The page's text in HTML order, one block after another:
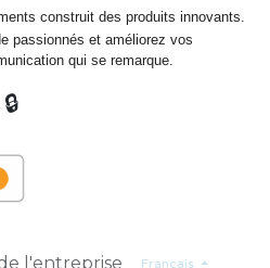
construit des produits innovants.
passionnés et améliorez vos
qui se remarque.
l'entreprise Français